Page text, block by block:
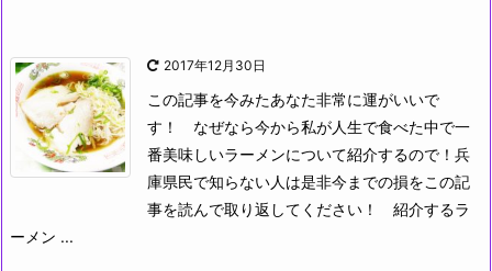
2017年12月30日
この記事を今みたあなた非常に運がいいで
す！
なぜなら今から私が人生で食べた中で一
番美味しいラーメンについて紹介するので！兵
庫県民で知らない人は是非今までの損をこの記
事を読んで取り返してください！
紹介するラ
ーメン ...